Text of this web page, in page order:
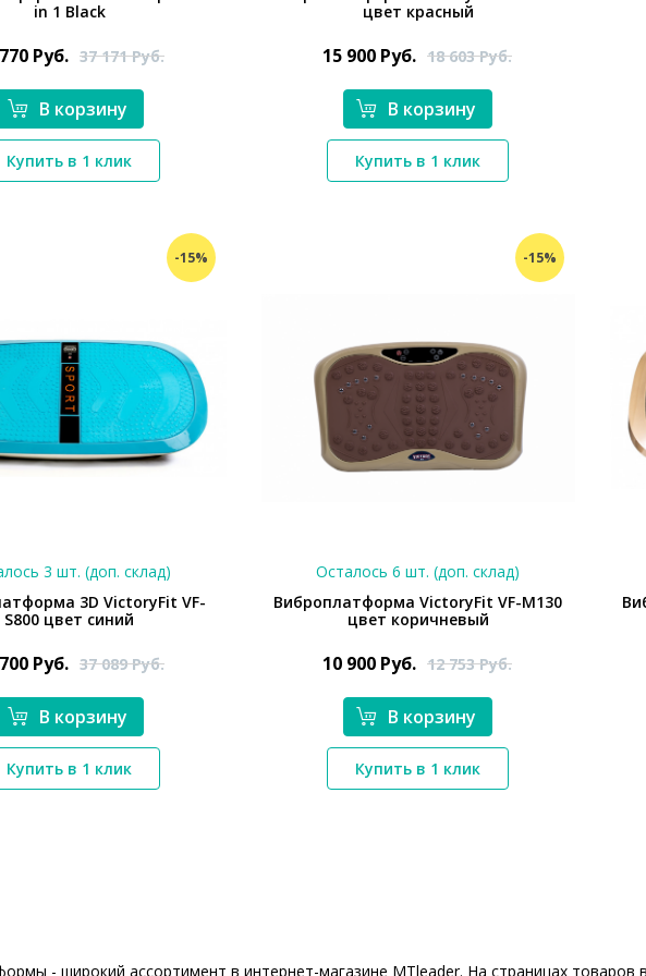
*}
in 1 Black
Руб. 37 171Руб.
В корзину
Купить в 1 клик
*}
цвет красный
15 900 Руб. 18 603Руб.
В корзину
Купить в 1 клик
-15%
*}
3 шт. (доп. склад)
3D VictoryFit VF-
S800 цвет синий
Руб. 37 089Руб.
В корзину
Купить в 1 клик
-15%
*}
Осталось 6 шт. (доп. склад)
Виброплатформа VictoryFit VF-M130
цвет коричневый
10 900 Руб. 12 753Руб.
В корзину
Купить в 1 клик
- широкий ассортимент в интернет-магазине MTleader. На страницах товаров